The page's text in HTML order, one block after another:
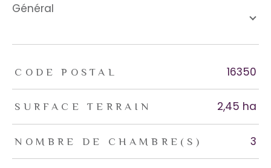
général
TRAD_ZEPHYR_Caracteristique TRAD_ZEPHYR_Valeurs
CODE POSTAL 16350
SURFACE TERRAIN 2,45 ha
NOMBRE DE CHAMBRE(S) 3